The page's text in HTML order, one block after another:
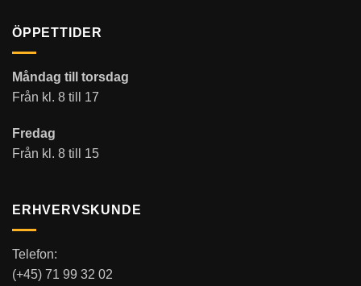
ÖPPETTIDER
Måndag till torsdag
Från kl. 8 till 17
Fredag
Från kl. 8 till 15
ERHVERVSKUNDE
Telefon:
(+45) 71 99 32 02